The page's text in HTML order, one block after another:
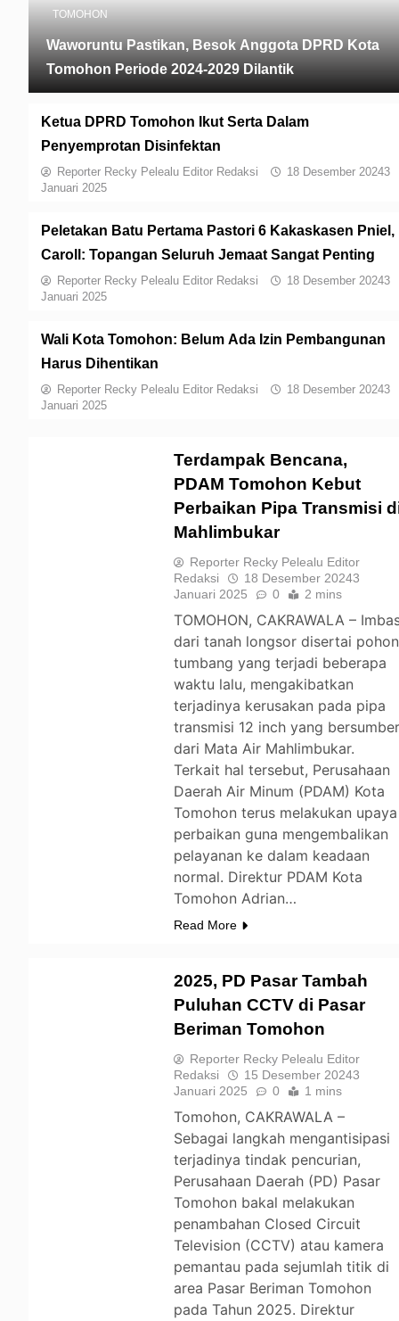
TOMOHON
Waworuntu Pastikan, Besok Anggota DPRD Kota
Tomohon Periode 2024-2029 Dilantik
Ketua DPRD Tomohon Ikut Serta Dalam
Penyemprotan Disinfektan
Reporter Recky Pelealu Editor Redaksi 18 Desember 20243
Januari 2025
Peletakan Batu Pertama Pastori 6 Kakaskasen Pniel,
Caroll: Topangan Seluruh Jemaat Sangat Penting
Reporter Recky Pelealu Editor Redaksi 18 Desember 20243
Januari 2025
Wali Kota Tomohon: Belum Ada Izin Pembangunan
Harus Dihentikan
Reporter Recky Pelealu Editor Redaksi 18 Desember 20243
Januari 2025
Terdampak Bencana,
PDAM Tomohon Kebut
Perbaikan Pipa Transmisi
Mahlimbukar
Reporter Recky Pelealu Editor
Redaksi
18 Desember 20243
Januari 2025
0 2 mins
TOMOHON, CAKRAWALA –
dari tanah longsor disertai pohon
tumbang yang terjadi beberapa
waktu lalu, mengakibatkan
terjadinya kerusakan pada pipa
transmisi 12 inch yang
dari Mata Air Mahlimbukar.
Terkait hal tersebut, Perusahaan
Daerah Air Minum (PDAM) Kota
Tomohon terus melakukan upaya
perbaikan guna mengembalikan
pelayanan ke dalam keadaan
normal. Direktur PDAM Kota
Tomohon Adrian…
Read More
2025, PD Pasar Tambah
Puluhan CCTV di Pasar
Beriman Tomohon
Reporter Recky Pelealu Editor
Redaksi
15 Desember 20243
Januari 2025
0 1 mins
Tomohon, CAKRAWALA –
Sebagai langkah mengantisipasi
terjadinya tindak pencurian,
Perusahaan Daerah (PD) Pasar
Tomohon bakal melakukan
penambahan Closed Circuit
Television (CCTV) atau kamera
pemantau pada sejumlah titik di
area Pasar Beriman Tomohon
pada Tahun 2025. Direktur